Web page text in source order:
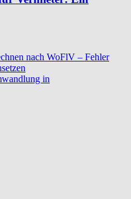
nach WoFlV – Fehler
in